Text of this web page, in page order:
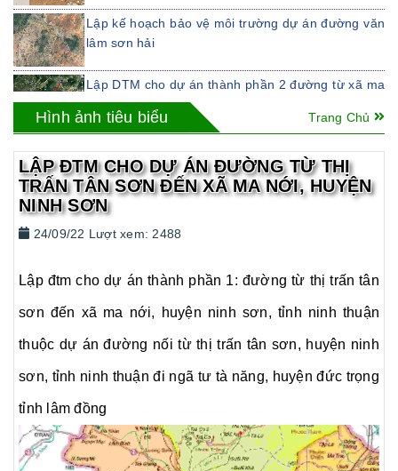
Lập kế hoạch bảo vệ môi trường dự án đường văn
lâm sơn hải
Lập DTM cho dự án thành phần 2 đường từ xã ma
nới, huyện ninh sơn, tỉnh ninh thuận đến ngã tư tà
năng
LẬP ĐTM CHO DỰ ÁN ĐƯỜNG TỪ ĐÈO KHÁNH
NHƠN ĐẾN QUỐC LỘ 1
LẬP ĐTM CHO DỰ ÁN ĐƯỜNG TỪ THỊ TRẤN
NƯỚC MẮM NGỌC TRANG SEAFOOD
Hình ảnh tiêu biểu Trang Chủ
LẬP ĐTM CHO DỰ ÁN ĐƯỜNG TỪ THỊ
TRẤN TÂN SƠN ĐẾN XÃ MA NỚI, HUYỆN
NINH SƠN
24/09/22 Lượt xem: 2488
Lập đtm cho dự án thành phần 1: đường từ thị trấn tân
sơn đến xã ma nới, huyện ninh sơn, tỉnh ninh thuận
thuộc dự án đường nối từ thị trấn tân sơn, huyện ninh
sơn, tỉnh ninh thuận đi ngã tư tà năng, huyện đức trọng
tỉnh lâm đồng